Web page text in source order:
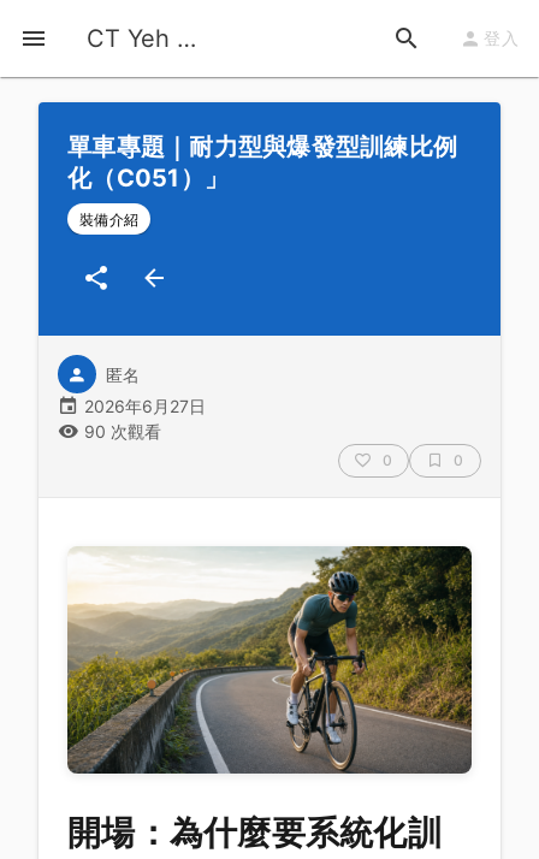
CT Yeh 公路車基地 登入
首頁 運動知識
單車專題｜耐力型與爆發型訓練比例
化（C051）」
裝備介紹
匿名
2026年6月27日
90 次觀看
0 0
開場：為什麼要系統化訓